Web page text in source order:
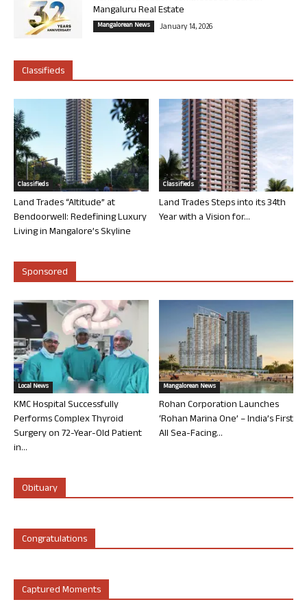
Mangaluru Real Estate
Mangalorean News January 14, 2026
Classifieds
Classifieds
Land Trades “Altitude” at
Bendoorwell: Redefining Luxury
Living in Mangalore’s Skyline
Classifieds
Land Trades Steps into its 34th
Year with a Vision for...
Sponsored
Local News
KMC Hospital Successfully
Performs Complex Thyroid
Surgery on 72-Year-Old Patient
in...
Mangalorean News
Rohan Corporation Launches
‘Rohan Marina One’ – India’s First
All Sea-Facing...
Obituary
Congratulations
Captured Moments